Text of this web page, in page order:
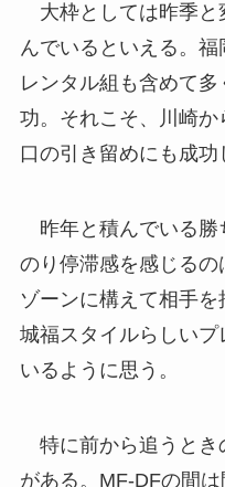
大枠としては昨季と
んでいるといえる。
レンタル組も含めて
功。それこそ、川崎
口の引き留めにも成功
昨年と積んでいる勝
のり停滞感を感じる
ゾーンに構えて相手
城福スタイルらしい
いるように思う。
特に前から追うとき
がある。MF-DFの間